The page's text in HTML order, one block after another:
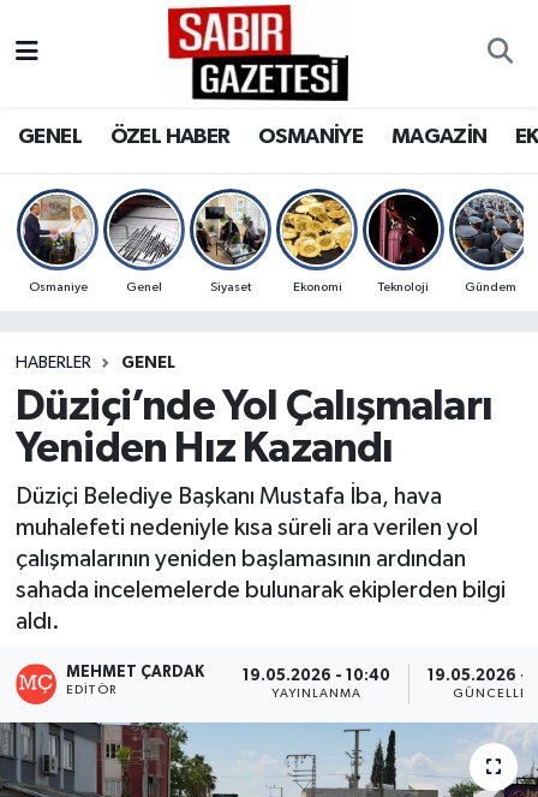
GENEL ÖZEL HABER OSMANİYE MAGAZİN
Osmaniye Genel Siyaset Ekonomi Teknoloji Gündem
HABERLER GENEL
Düziçi’nde Yol Çalışmaları
Yeniden Hız Kazandı
Düziçi Belediye Başkanı Mustafa İba, hava
muhalefeti nedeniyle kısa süreli ara verilen yol
çalışmalarının yeniden başlamasının ardından
sahada incelemelerde bulunarak ekiplerden bilgi
aldı.
MEHMET ÇARDAK
EDITÖR
19.05.2026 - 10:40
YAYINLANMA
19.05.2026 -
OSMANİYE
MAGAZİN
SPOR
RESMİ İLANLAR
Osmaniye Nöbetçi Eczaneler
Osmaniye Trafik Yoğunluk Haritası
Süper Lig Puan Durumu ve Fikstür
Son Dakika Haberleri
Haber Arşivi